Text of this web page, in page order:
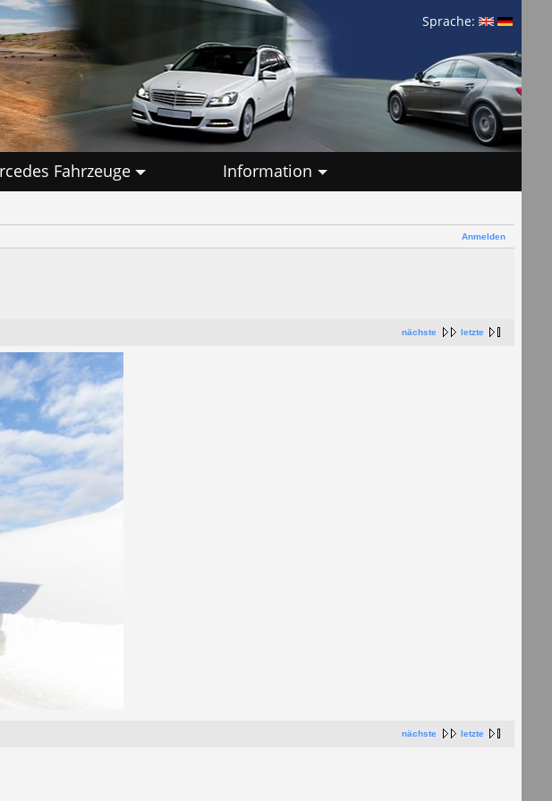
Sprache:
Fahrzeuge Information
Anmelden
nächste letzte
nächste letzte